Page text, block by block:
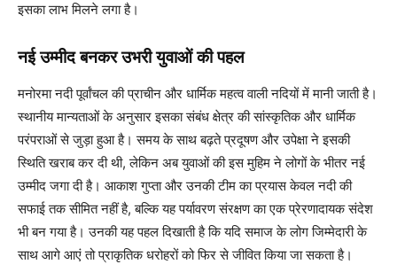
इसका लाभ मिलने लगा है।
नई उम्मीद बनकर उभरी युवाओं की पहल
मनोरमा नदी पूर्वांचल की प्राचीन और धार्मिक महत्व वाली नदियों में मानी जाती है।
स्थानीय मान्यताओं के अनुसार इसका संबंध क्षेत्र की सांस्कृतिक और धार्मिक
परंपराओं से जुड़ा हुआ है। समय के साथ बढ़ते प्रदूषण और उपेक्षा ने इसकी
स्थिति खराब कर दी थी, लेकिन अब युवाओं की इस मुहिम ने लोगों के भीतर नई
उम्मीद जगा दी है। आकाश गुप्ता और उनकी टीम का प्रयास केवल नदी की
सफाई तक सीमित नहीं है, बल्कि यह पर्यावरण संरक्षण का एक प्रेरणादायक संदेश
भी बन गया है। उनकी यह पहल दिखाती है कि यदि समाज के लोग जिम्मेदारी के
साथ आगे आएं तो प्राकृतिक धरोहरों को फिर से जीवित किया जा सकता है।